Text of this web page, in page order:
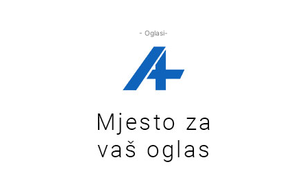
- Oglasi-